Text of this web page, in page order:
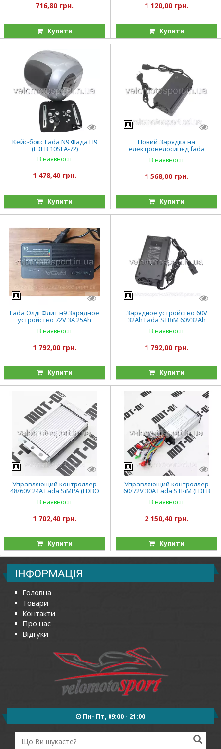
716,80 грн.
Купити
1 120,00 грн.
Купити
Кейс-бокс Fada N9 Фада Н9
(FDEB 10SLA-72)
В наявності
1 478,40 грн.
Купити
Новий Зарядка на
електровелосипед fada
ритма 2 60/20AH FADA ritmo 2
Фада Булли фада Олди
В наявності
1 568,00 грн.
Купити
Fada Олді Флит н9 Зарядное
устройство 72V 3A 25Ah
(свинцово-кислотные АКБ) к
электровелосипеду
В наявності
1 792,00 грн.
Купити
Зарядное устройство 60V
32Ah Fada STRiM 60V32Ah
(FDEB 08LA-60) для свинцово-
кислотных АКБ
В наявності
1 792,00 грн.
Купити
Управляющий контроллер
48/60V 24А Fada SiMPA (FDBO
В наявності
1 702,40 грн.
Купити
Управляющий контроллер
60/72V 30A Fada STRiM (FDEB
В наявності
2 150,40 грн.
Купити
ІНФОРМАЦІЯ
Головна
Товари
Контакти
Про нас
Відгуки
Пн- Пт, 09:00 - 21:00